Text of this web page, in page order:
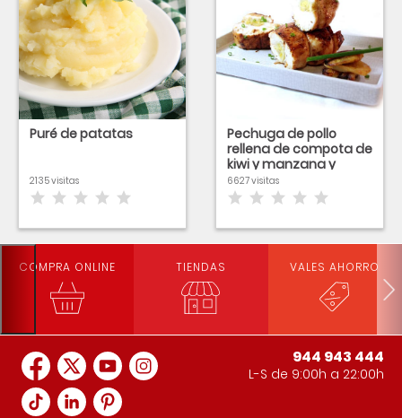
Puré de patatas
2135 visitas
Pechuga de pollo
rellena de compota de
kiwi y manzana y
vinagreta de café
6627 visitas
COMPRA ONLINE TIENDAS VALES AHORRO
944 943 444
L-S de 9:00h a 22:00h